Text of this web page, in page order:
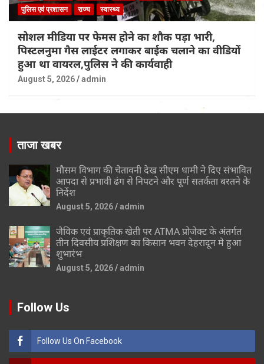
पुलिस एवं प्रशासन
राज्य स्वास्थ्य
सोशल मीडिया पर फेमस होने का शौक पड़ा भारी,
पिस्टलनुमा गैस लाईटर लगाकर बाईक चलाने का वीडियों
हुआ था वायरल,पुलिस ने की कार्यवाही
August 5, 2026 admin
ताजा खबर
मौसम विभाग की चेतावनी देख सीएम धामी ने दिए संभावित
आपदा से प्रभावी ढंग से निपटने और पूर्ण सतर्कता बरतने के
निर्देश
August 5, 2026 admin
जैविक एवं प्राकृतिक खेती पर ATMA प्रोजेक्ट के अंतर्गत
तीन दिवसीय प्रशिक्षण का किसान भवन देहरादून मे हुआ
शुभारंभ
August 5, 2026 admin
Follow Us
Follow Us On Facebook